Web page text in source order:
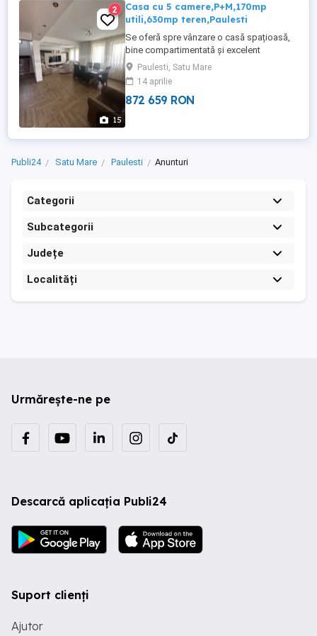
15
2
Casa cu 5 camere,P+M,170mp
utili,630mp teren,Paulesti
Se oferă spre vânzare o casă spațioasă,
bine compartimentată și excelent
întreținută, situată într-o zonă liniștită din
Păulești, ideală pentru o familie care caută
confort, funcționalitate și un stil de viață
echilibrat, într-un cadru relaxant, aproape
Paulesti, Satu Mare
14 aprilie
872 659 RON
Publi24 Satu Mare Paulesti Anunturi
Categorii
Subcategorii
Județe
Localități
Urmărește-ne pe
Descarcă aplicația Publi24
Suport clienți
Ajutor